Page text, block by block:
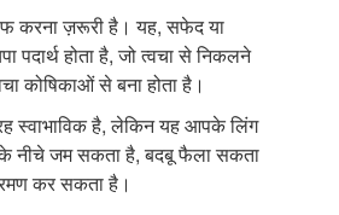
करना ज़रूरी है। यह, सफेद या
पदार्थ होता है, जो त्वचा से निकलने
कोषिकाओं से बना होता है।
स्वाभाविक है, लेकिन यह आपके लिंग
नीचे जम सकता है, बदबू फैला सकता
कर सकता है।